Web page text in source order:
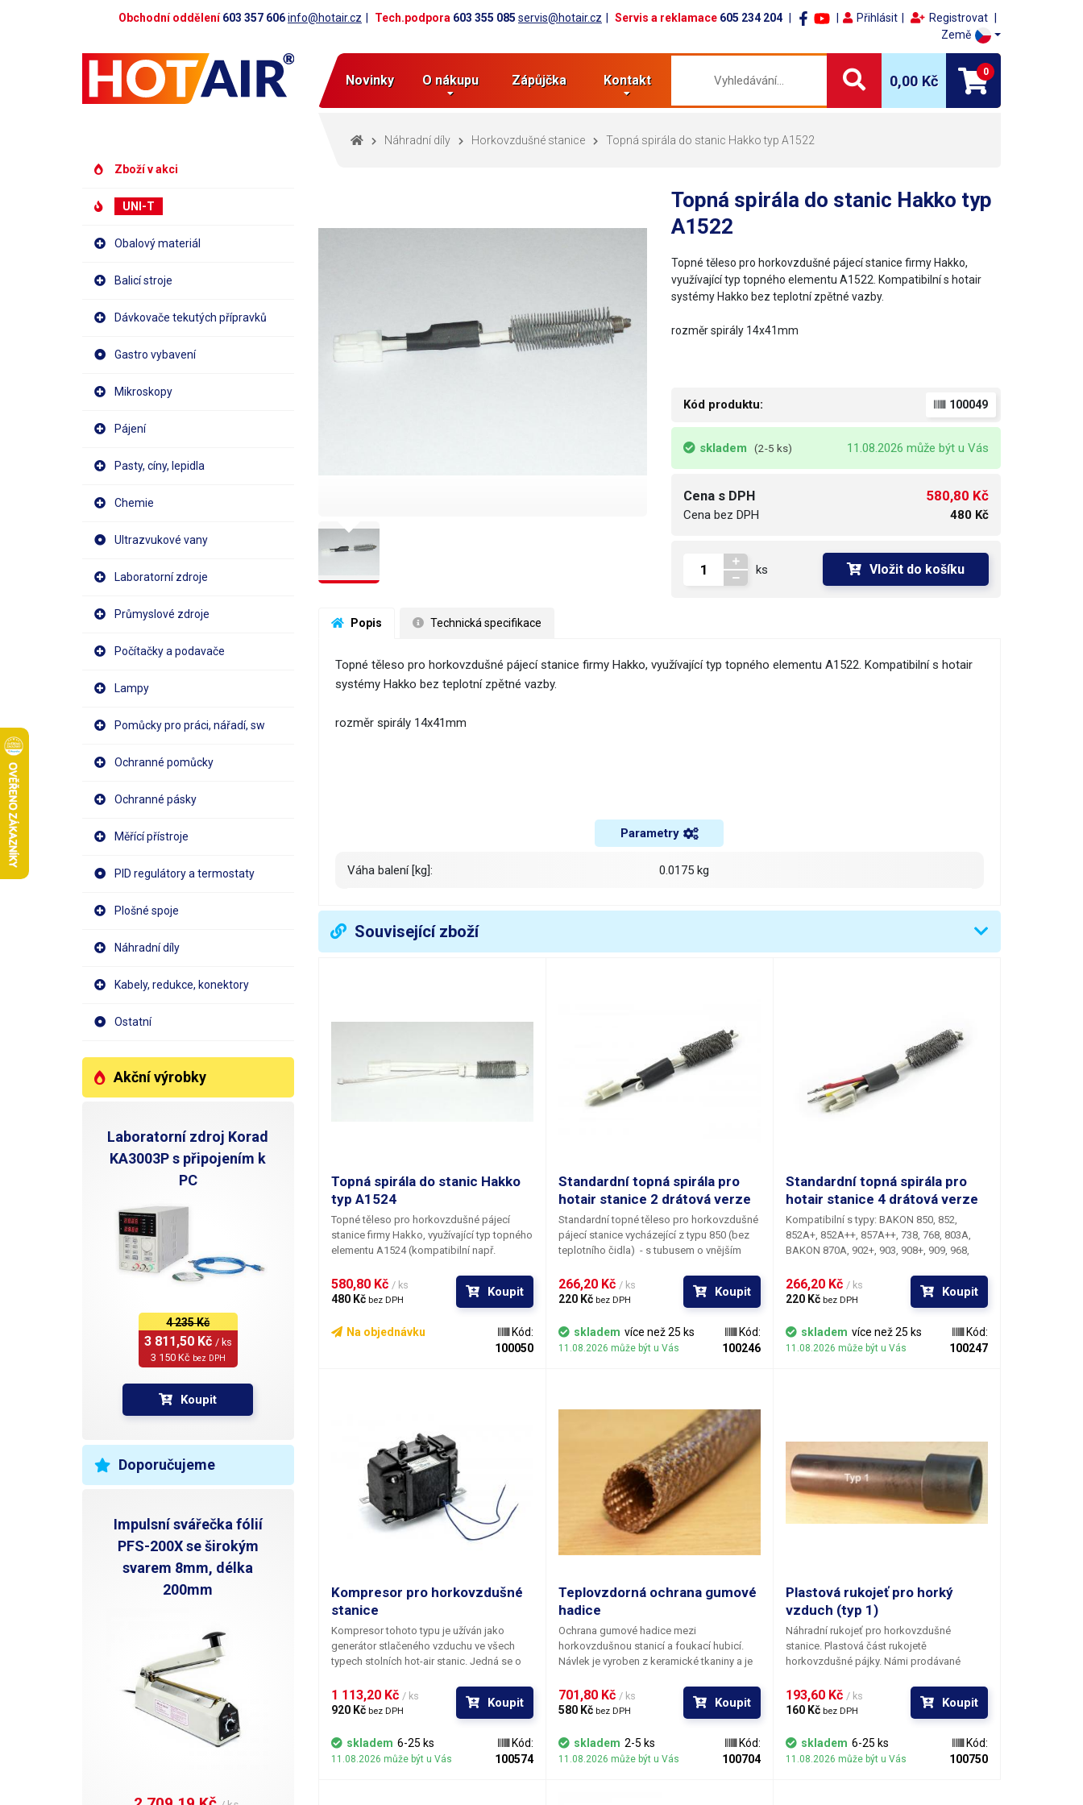
Obchodní oddělení603 357 606info@hotair.cz Tech.podpora 603 355 085 servis@hotair.cz Servis a reklamace 605 234 204 Přihlásit
Registrovat
Země
Novinky O nákupu Zápůjčka Kontakt 0,00 Kč
0
Zboží v akci
UNI-T
Obalový materiál
Balicí stroje
Dávkovače tekutých přípravků
Gastro vybavení
Mikroskopy
Pájení
Pasty, cíny, lepidla
Chemie
Ultrazvukové vany
Laboratorní zdroje
Průmyslové zdroje
Počítačky a podavače
Lampy
Pomůcky pro práci, nářadí, sw
Ochranné pomůcky
Ochranné pásky
Měřící přístroje
PID regulátory a termostaty
Plošné spoje
Náhradní díly
Kabely, redukce, konektory
Ostatní
Akční výrobky
Laboratorní zdroj Korad
KA3003P s připojením k
PC
4 235 Kč
3 811,50 Kč / ks
3 150 Kč bez DPH
Koupit
Doporučujeme
Impulsní svářečka fólií
PFS-200X se širokým
svarem 8mm, délka
200mm
Náhradní díly Horkovzdušné stanice Topná spirála do stanic Hakko typ A1522
Topná spirála do stanic Hakko typ
A1522
Topné těleso pro horkovzdušné pájecí stanice firmy Hakko,
využívající typ topného elementu A1522. Kompatibilní s hotair
systémy Hakko bez teplotní zpětné vazby.
rozměr spirály 14x41mm
Kód produktu: 100049
skladem (2-5 ks) 11.08.2026 může být u Vás
Cena s DPH
Cena bez DPH
580,80 Kč
480 Kč
ks Vložit do košíku
Popis Technická specifikace
Topné těleso pro horkovzdušné pájecí stanice firmy Hakko, využívající typ topného elementu A1522. Kompatibilní s hotair
systémy Hakko bez teplotní zpětné vazby.
rozměr spirály 14x41mm
Parametry
Váha balení [kg]: 0.0175 kg
Související zboží
Topná spirála do stanic Hakko
typ A1524
Topné těleso pro horkovzdušné pájecí
stanice firmy Hakko, využívající typ topného
elementu A1524 (kompatibilní např.
580,80 Kč / ks
480 Kč bez DPH
Koupit
Na objednávku
Kód:
100050
Standardní topná spirála pro
hotair stanice 2 drátová verze
Standardní topné těleso pro horkovzdušné
pájecí stanice vycházející z typu 850 (bez
teplotního čidla) - s tubusem o vnějším
Kompatibilní s typy: 850.
266,20 Kč / ks
220 Kč bez DPH
Koupit
skladem více než 25 ks
11.08.2026 může být u Vás
Kód:
100246
Standardní topná spirála pro
hotair stanice 4 drátová verze
Kompatibilní s typy: BAKON 850, 852,
852A+, 852A++, 857A++, 738, 768, 803A,
BAKON 870A, 902+, 903, 908+, 909, 968,
topné těleso pro horkovzdušné pájecí
stanice vycházející z řady 85x - s tubusem o
vnějším průměru 21,5 mm a skleněnou
vložkou. Skladem jsou 4-drátové i 2-
drátové varianty této spirály (řady 852 s
termočlánkem pro měření teploty i řady 850
266,20 Kč / ks
220 Kč bez DPH
Koupit
skladem více než 25 ks
11.08.2026 může být u Vás
Kód:
100247
Kompresor pro horkovzdušné
stanice
Kompresor tohoto typu je užíván jako
generátor stlačeného vzduchu ve všech
typech stolních hot-air stanic. Jedná se o
diafragma pumpa) na 230V/50Hz. Výměna
vadného kompresoru v hot-airech obnáší
pouze vyzutí čtyř gumových tlumících
nožiček a jejich nasazení na nový
kompresor. Gumové silentbloky nejsou
součástí dodávky. Vyhoví ve všech typech
1 113,20 Kč / ks
920 Kč bez DPH
Koupit
skladem 6-25 ks
11.08.2026 může být u Vás
Kód:
100574
Teplovzdorná ochrana gumové
hadice
Ochrana gumové hadice mezi
horkovzdušnou stanicí a foukací hubicí.
Návlek je vyroben z keramické tkaniny a je
300°C. Zabrání poškození přívodní hadice
horkým vzduchem nebo nahřátou součástí.
Cena je uvedena za délku potřebnou
k ochraně přívodu jedné horkovzdušné
pájky.
701,80 Kč / ks
580 Kč bez DPH
Koupit
skladem 2-5 ks
11.08.2026 může být u Vás
Kód:
100704
Plastová rukojeť pro horký
vzduch (typ 1)
Náhradní rukojeť pro horkovzdušné
stanice. Plastová část rukojetě
horkovzdušné pájky. Námi prodávané
vyrobených z tvrzeného plastu. Pokud
chcete nahradit svoji poškozenou, nejprve
ji dobře porovnejte s fotografiemi obou
typů.
193,60 Kč / ks
160 Kč bez DPH
Koupit
skladem 6-25 ks
11.08.2026 může být u Vás
Kód:
100750